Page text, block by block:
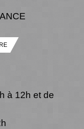
à 12h et de